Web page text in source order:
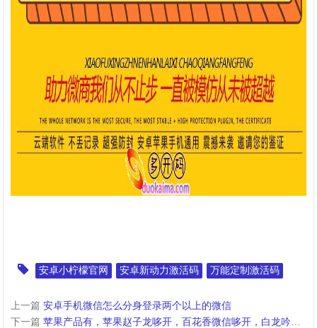
安卓小柠檬官网 安卓新动力激活码 万能定制激活码
上一篇安卓手机微信怎么分身登录两个以上的微信
下一篇苹果产品有，苹果赵子龙哆开，百花香微信哆开，白龙吟微信哆开